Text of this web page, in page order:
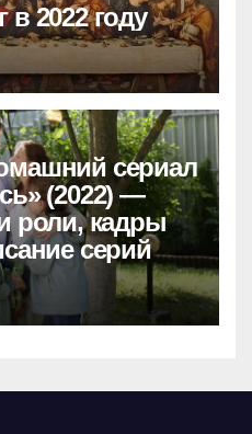
в 2022 году
сериал
(2022) —
роли, кадры
серий